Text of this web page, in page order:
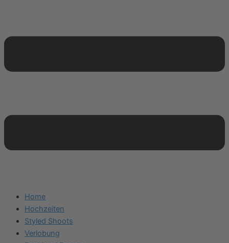
Home
Hochzeiten
Styled Shoots
Verlobung